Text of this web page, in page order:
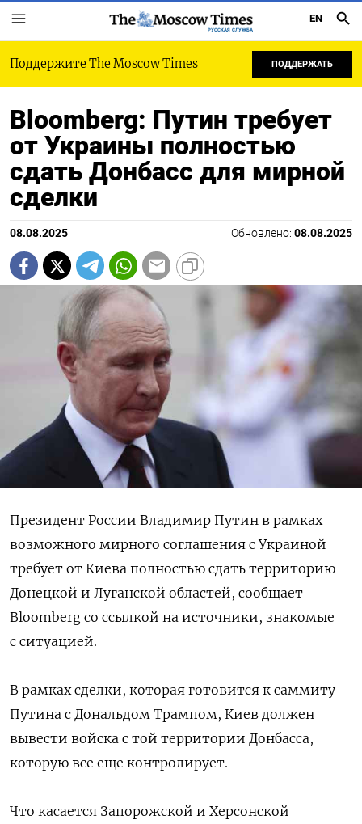
РУССКАЯ СЛУЖБА
EN
Поддержите The Moscow Times ПОДДЕРЖАТЬ
Bloomberg: Путин требует
от Украины полностью
сдать Донбасс для мирной
сделки
08.08.2025 Обновлено: 08.08.2025
Президент России Владимир Путин в рамках
возможного мирного соглашения с Украиной
требует от Киева полностью сдать территорию
Донецкой и Луганской областей, сообщает
Bloomberg со ссылкой на источники, знакомые
с ситуацией.
В рамках сделки, которая готовится к саммиту
Путина с Дональдом Трампом, Киев должен
вывести войска с той территории Донбасса,
которую все еще контролирует.
Что касается Запорожской и Херсонской